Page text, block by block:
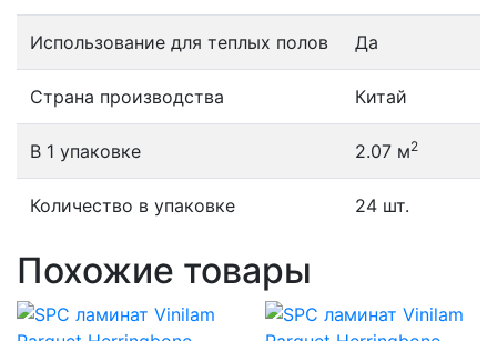
Использование для теплых полов Да
Страна производства Китай
В 1 упаковке 2.07 м2
Количество в упаковке 24 шт.
Похожие товары